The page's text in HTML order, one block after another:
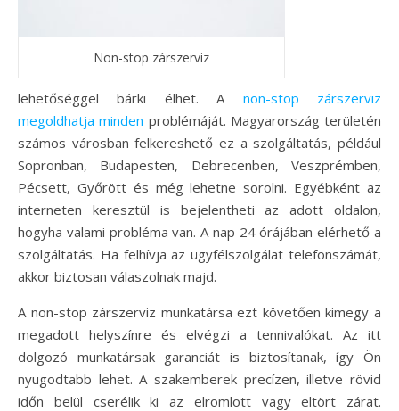
Non-stop zárszerviz
lehetőséggel bárki élhet. A non-stop zárszerviz
megoldhatja minden problémáját. Magyarország területén
számos városban felkereshető ez a szolgáltatás, például
Sopronban, Budapesten, Debrecenben, Veszprémben,
Pécsett, Győrött és még lehetne sorolni. Egyébként az
interneten keresztül is bejelentheti az adott oldalon,
hogyha valami probléma van. A nap 24 órájában elérhető a
szolgáltatás. Ha felhívja az ügyfélszolgálat telefonszámát,
akkor biztosan válaszolnak majd.
A non-stop zárszerviz munkatársa ezt követően kimegy a
megadott helyszínre és elvégzi a tennivalókat. Az itt
dolgozó munkatársak garanciát is biztosítanak, így Ön
nyugodtabb lehet. A szakemberek precízen, illetve rövid
időn belül cserélik ki az elromlott vagy eltört zárat.